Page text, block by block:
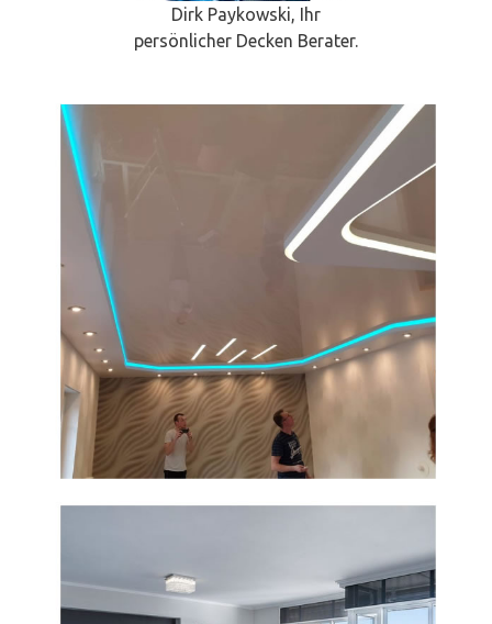
Dirk Paykowski, Ihr
persönlicher Decken Berater.